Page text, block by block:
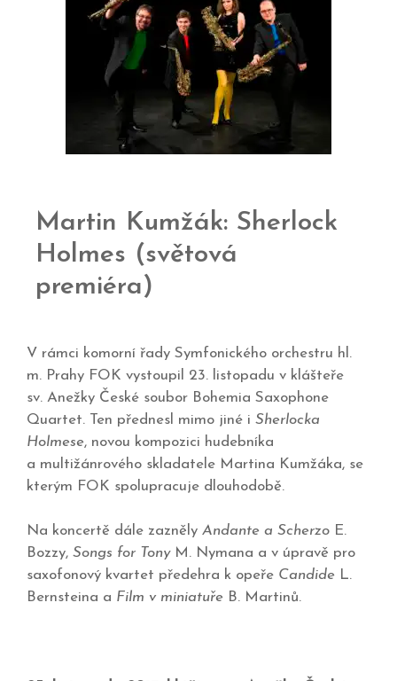
Martin Kumžák: Sherlock
Holmes (světová
premiéra)
V rámci komorní řady Symfonického orchestru hl.
m. Prahy FOK vystoupil 23. listopadu v klášteře
sv. Anežky České soubor Bohemia Saxophone
Quartet. Ten přednesl mimo jiné i Sherlocka
Holmese, novou kompozici hudebníka
a multižánrového skladatele Martina Kumžáka, se
kterým FOK spolupracuje dlouhodobě.
Na koncertě dále zazněly Andante a Scherzo E.
Bozzy, Songs for TonyM. Nymana a v úpravě pro
saxofonový kvartet předehra k opeře Candide L.
Bernsteina a Film v miniatuře B. Martinů.